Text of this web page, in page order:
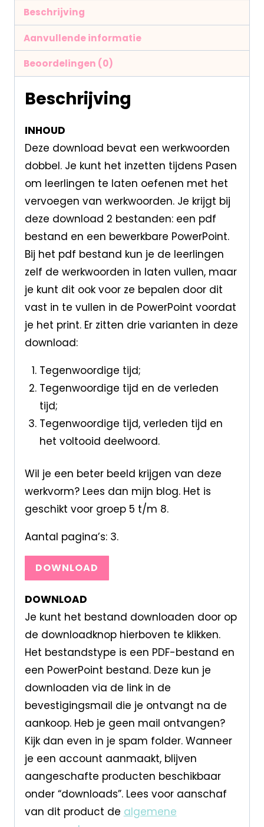
Beschrijving
Aanvullende informatie
Beoordelingen (0)
Beschrijving
INHOUD
Deze download bevat een werkwoorden
dobbel. Je kunt het inzetten tijdens Pasen
om leerlingen te laten oefenen met het
vervoegen van werkwoorden. Je krijgt bij
deze download 2 bestanden: een pdf
bestand en een bewerkbare PowerPoint.
Bij het pdf bestand kun je de leerlingen
zelf de werkwoorden in laten vullen, maar
je kunt dit ook voor ze bepalen door dit
vast in te vullen in de PowerPoint voordat
je het print. Er zitten drie varianten in deze
download:
Tegenwoordige tijd;
Tegenwoordige tijd en de verleden
tijd;
Tegenwoordige tijd, verleden tijd en
het voltooid deelwoord.
Wil je een beter beeld krijgen van deze
werkvorm? Lees dan mijn blog. Het is
geschikt voor groep 5 t/m 8.
Aantal pagina’s: 3.
DOWNLOAD
DOWNLOAD
Je kunt het bestand downloaden door op
de downloadknop hierboven te klikken.
Het bestandstype is een PDF-bestand en
een PowerPoint bestand. Deze kun je
downloaden via de link in de
bevestigingsmail die je ontvangt na de
aankoop. Heb je geen mail ontvangen?
Kijk dan even in je spam folder. Wanneer
je een account aanmaakt, blijven
aangeschafte producten beschikbaar
onder “downloads”. Lees voor aanschaf
van dit product de algemene